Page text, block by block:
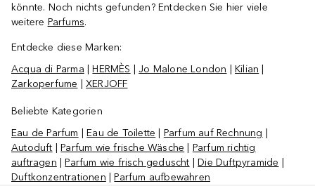
könnte. Noch nichts gefunden? Entdecken Sie hier viele
weitere Parfums.
Entdecke diese Marken:
Acqua di Parma |HERMÈS |Jo Malone London |Kilian
Zarkoperfume |XERJOFF
Beliebte Kategorien
Eau de Parfum |Eau de Toilette Parfum auf Rechnung
Autoduft |Parfum wie frische Wäsche
Parfum richtig
auftragen |Parfum wie frisch geduscht |Die Duftpyramide
Duftkonzentrationen |Parfum aufbewahren